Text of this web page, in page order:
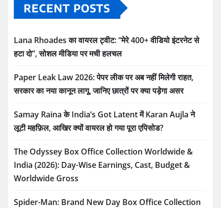
RECENT POSTS
Lana Rhoades का वायरल ट्वीट: “मेरे 400+ वीडियो इंटरनेट से
हटा दो”, सोशल मीडिया पर मची हलचल
Paper Leak Law 2026: पेपर लीक पर अब नहीं मिलेगी राहत,
सरकार का नया कानून लागू, जानिए छात्रों पर क्या पड़ेगा असर
Samay Raina के India’s Got Latent में Karan Aujla ने
लूटी महफ़िल, आखिर क्यों वायरल हो गया पूरा एपिसोड?
The Odyssey Box Office Collection Worldwide &
India (2026): Day-Wise Earnings, Cast, Budget &
Worldwide Gross
Spider-Man: Brand New Day Box Office Collection